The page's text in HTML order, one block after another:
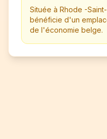
Située à Rhode -
bénéficie d'un
de l'économie belge.